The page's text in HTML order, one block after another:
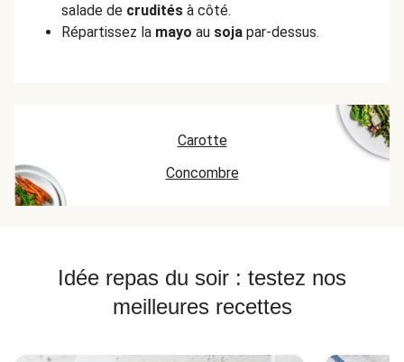
salade de crudités à côté.
Répartissez la mayo au soja par-dessus.
Carotte
Concombre
Idée repas du soir : testez nos
meilleures recettes